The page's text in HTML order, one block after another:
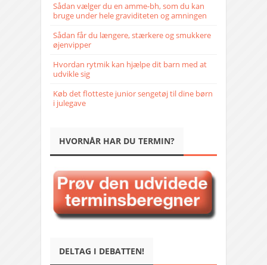
Sådan vælger du en amme-bh, som du kan
bruge under hele graviditeten og amningen
Sådan får du længere, stærkere og smukkere
øjenvipper
Hvordan rytmik kan hjælpe dit barn med at
udvikle sig
Køb det flotteste junior sengetøj til dine børn
i julegave
HVORNÅR HAR DU TERMIN?
DELTAG I DEBATTEN!